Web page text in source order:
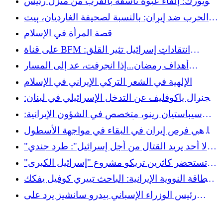
بلدية نيويورك زهران ممداني خلال مظاهرة مناهضة
للإسلام
الحرب ضد إيران: بالنسبة لصحيفة الغارديان، بيت
هيجسيث "يبدو أشبه بشخصية كرتونية متوحشة أكثر
من كونه رجل دولة"
قصة المرأة في الإسلام
على قناة BFM انتقادات إسرائيل تثير القلق:
أهداف رمضان...إذا انجرفت، عد إلى المسار
الصحيح
الإلهية في الشعر التركي الإيراني في الإسلام
الجنرال ياكوفليف عن التدخل الإسرائيلي في لبنان:
"إنه تدخل غبي. إسرائيل تمارس العقاب الجماعي،
إنه غير قانوني وغير أخلاقي. "
سيباستيان رينو، متخصص في الشؤون الإيرانية:
"الولايات المتحدة والأوروبيون هم البلهاء المفيدون
للمصالح الإسرائيلية في المنطقة".
ما هي فرص إيران في البقاء في مواجهة الأسطول
الأميركي الإسرائيلي؟
"لا أحد يريد القتال من أجل إسرائيل": طرد جندي
سابق من مشاة البحرية من جلسة استماع في
مجلس الشيوخ بشأن حرب إيران
تستحضر كاثرين تريكو مشروع "إسرائيل الكبرى"
وراء عملية برية محتملة في لبنان في لبنان
الطاقة النووية الإيرانية: الباحث تييري كوفيل يفكك
الرواية الأمريكية لفشل المفاوضات
رئيس الوزراء الإسباني بيدرو سانشيز يرد على